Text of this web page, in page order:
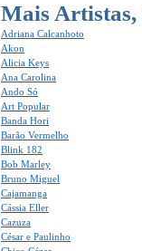
Mais Artistas,
Adriana Calcanhoto
Akon
Alicia Keys
Ana Carolina
Ando Só
Art Popular
Banda Hori
Barão Vermelho
Blink 182
Bob Marley
Bruno Miguel
Cajamanga
Cássia Eller
Cazuza
César e Paulinho